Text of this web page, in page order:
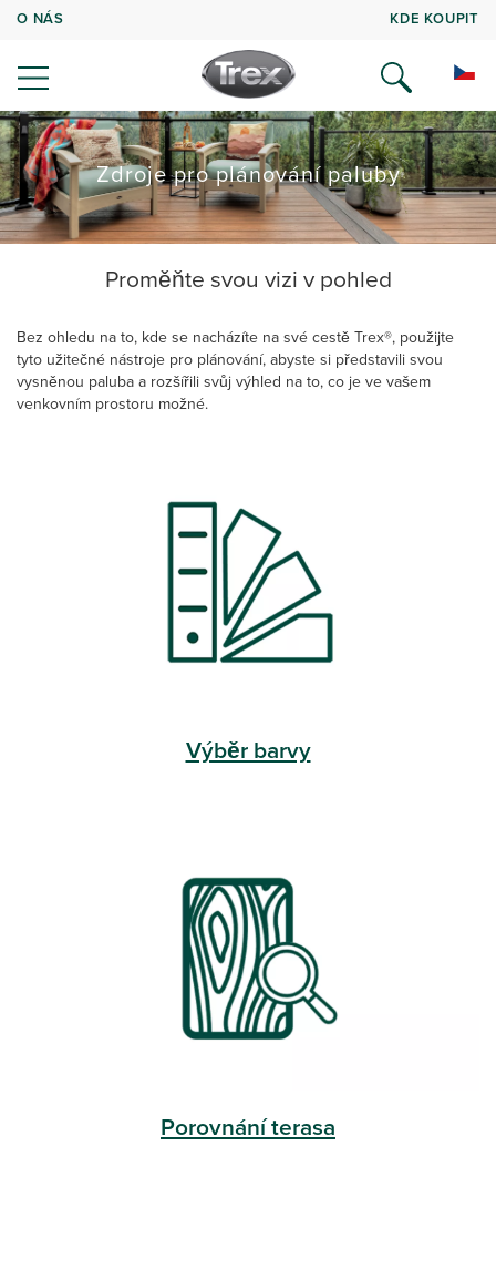
O NÁS KDE KOUPIT
Zdroje pro plánování paluby
Proměňte svou vizi v pohled
Bez ohledu na to, kde se nacházíte na své cestě Trex®, použijte
tyto užitečné nástroje pro plánování, abyste si představili svou
vysněnou paluba a rozšířili svůj výhled na to, co je ve vašem
venkovním prostoru možné.
Výběr barvy
Porovnání terasa